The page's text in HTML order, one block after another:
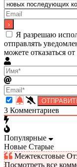
Я разрешаю
отправлять
можете отказаться
3 Комментариев
Популярные
Новые Старые
Межтекстовые
Посмотреть все